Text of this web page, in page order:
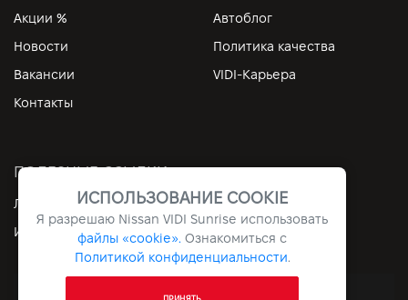
Акции %
Автоблог
Новости
Политика качества
Вакансии
VIDI-Карьера
Контакты
ПОЛЕЗНЫЕ ССЫЛКИ
Личный кабинет
Контакты
Информация
Все права защищены © 2026. VIDI
ИСПОЛЬЗОВАНИЕ COOKIE
Я разрешаю Nissan VIDI Sunrise использовать
файлы «cookie». Ознакомиться с
Политикой конфиденциальности.